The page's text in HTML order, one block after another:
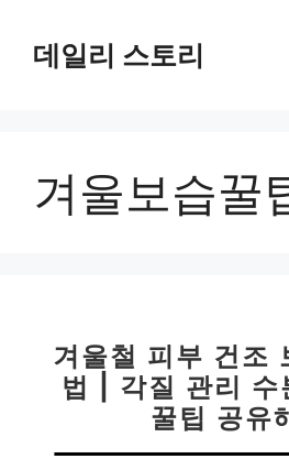
데일리 스토리
겨울보습꿀
겨울철 피부 건조
법 | 각질 관리 수
꿀팁 공유